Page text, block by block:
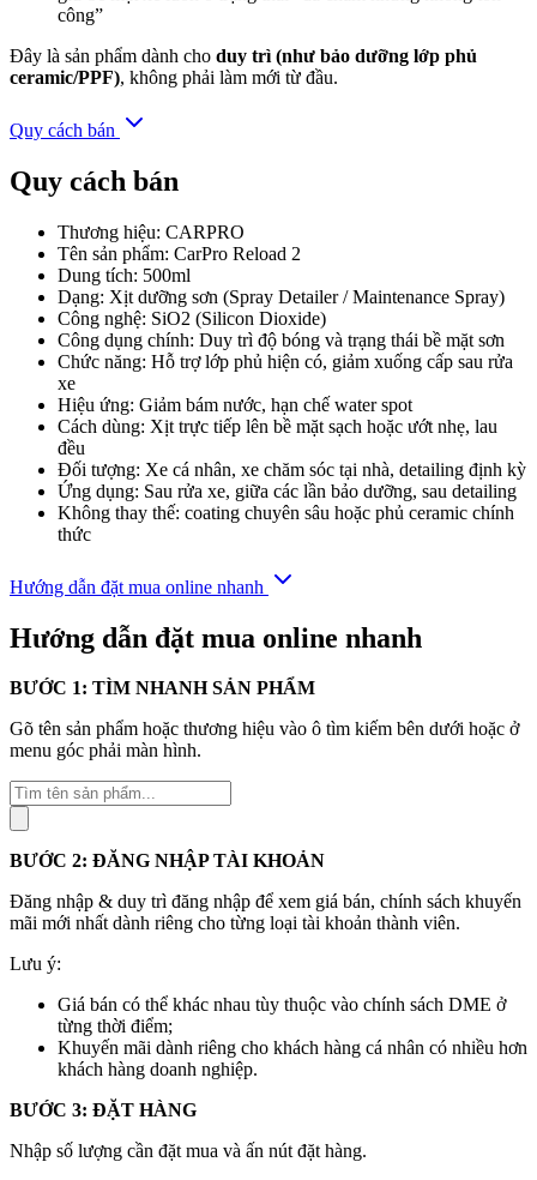
công”
Đây là sản phẩm dành cho duy trì (như bảo dưỡng lớp phủ
ceramic/PPF), không phải làm mới từ đầu.
Quy cách bán
Quy cách bán
Thương hiệu: CARPRO
Tên sản phẩm: CarPro Reload 2
Dung tích: 500ml
Dạng: Xịt dưỡng sơn (Spray Detailer / Maintenance Spray)
Công nghệ: SiO2 (Silicon Dioxide)
Công dụng chính: Duy trì độ bóng và trạng thái bề mặt sơn
Chức năng: Hỗ trợ lớp phủ hiện có, giảm xuống cấp sau rửa
xe
Hiệu ứng: Giảm bám nước, hạn chế water spot
Cách dùng: Xịt trực tiếp lên bề mặt sạch hoặc ướt nhẹ, lau
đều
Đối tượng: Xe cá nhân, xe chăm sóc tại nhà, detailing định kỳ
Ứng dụng: Sau rửa xe, giữa các lần bảo dưỡng, sau detailing
Không thay thế: coating chuyên sâu hoặc phủ ceramic chính
thức
Hướng dẫn đặt mua online nhanh
Hướng dẫn đặt mua online nhanh
BƯỚC 1: TÌM NHANH SẢN PHẨM
Gõ tên sản phẩm hoặc thương hiệu vào ô tìm kiếm bên dưới hoặc ở
menu góc phải màn hình.
Tìm
kiếm
sản
phẩm
BƯỚC 2: ĐĂNG NHẬP TÀI KHOẢN
Đăng nhập & duy trì đăng nhập để xem giá bán, chính sách khuyến
mãi mới nhất dành riêng cho từng loại tài khoản thành viên.
Lưu ý:
Giá bán có thể khác nhau tùy thuộc vào chính sách DME ở
từng thời điểm;
Khuyến mãi dành riêng cho khách hàng cá nhân có nhiều hơn
khách hàng doanh nghiệp.
BƯỚC 3: ĐẶT HÀNG
Nhập số lượng cần đặt mua và ấn nút đặt hàng.